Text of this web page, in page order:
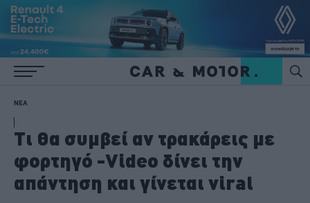
ΝΕΑ
Τι θα συμβεί αν τρακάρεις με
φορτηγό -Video δίνει την
απάντηση και γίνεται viral